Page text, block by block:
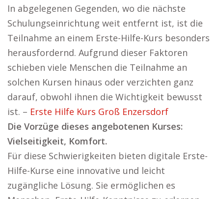
In abgelegenen Gegenden, wo die nächste
Schulungseinrichtung weit entfernt ist, ist die
Teilnahme an einem Erste-Hilfe-Kurs besonders
herausfordernd. Aufgrund dieser Faktoren
schieben viele Menschen die Teilnahme an
solchen Kursen hinaus oder verzichten ganz
darauf, obwohl ihnen die Wichtigkeit bewusst
ist. – Erste Hilfe Kurs Groß Enzersdorf
Die Vorzüge dieses angebotenen Kurses:
Vielseitigkeit, Komfort.
Für diese Schwierigkeiten bieten digitale Erste-
Hilfe-Kurse eine innovative und leicht
zugängliche Lösung. Sie ermöglichen es